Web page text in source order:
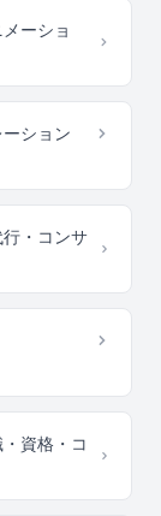
ーショ
ション
行・コンサ
資格・コ